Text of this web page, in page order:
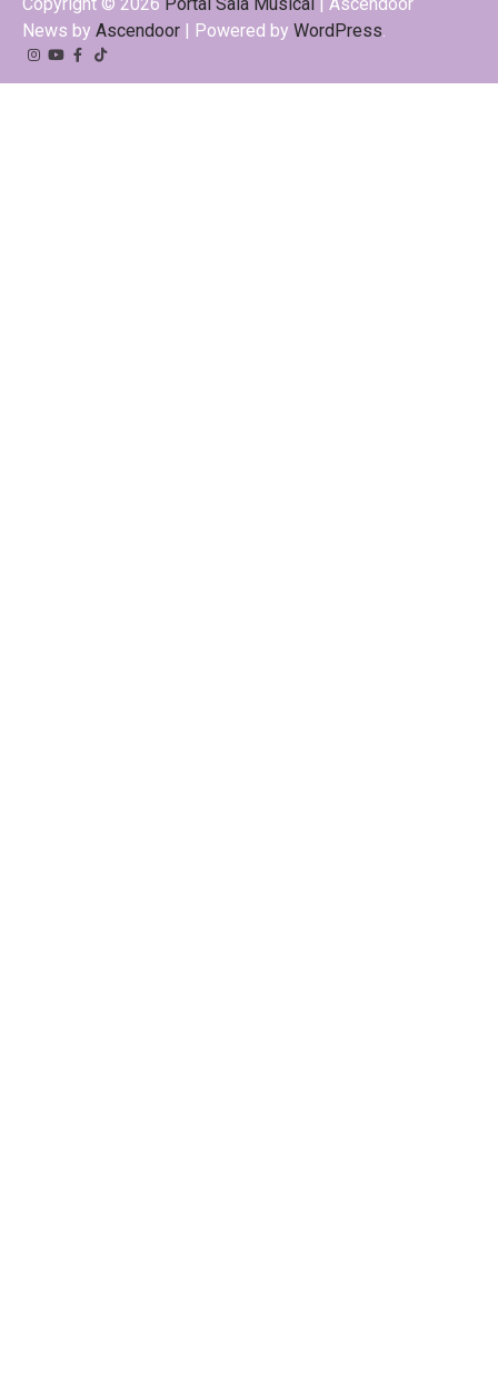
News by Ascendoor | Powered by WordPress
Instagram
YouTube
Facebook
Tiktok